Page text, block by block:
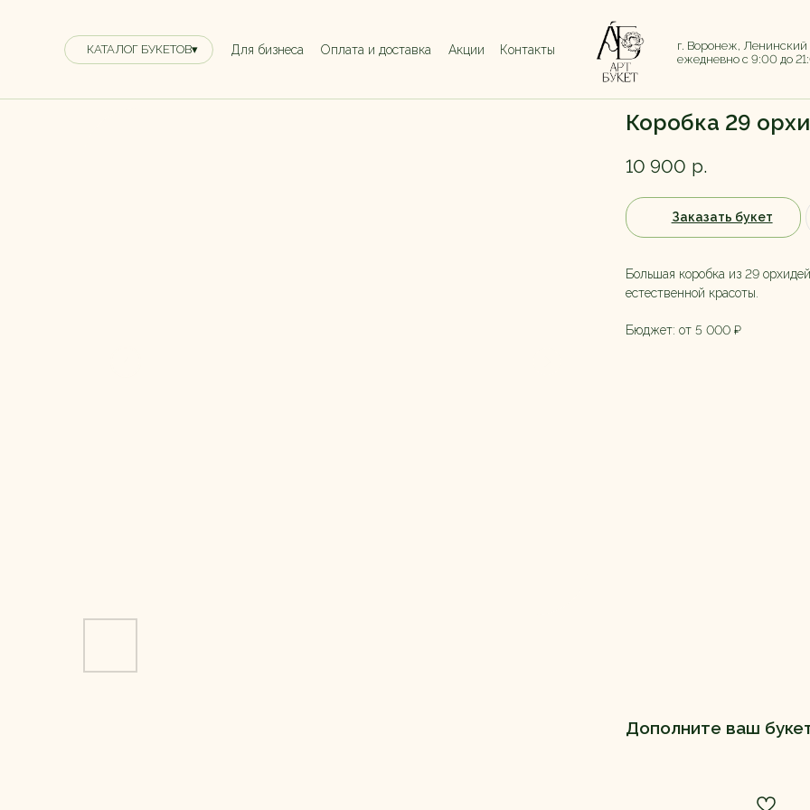
г. Воронеж, Ленинский
ежедневно с 9:00 до
КАТАЛОГ БУКЕТОВ▾ Для бизнеса Оплата и доставка Акции Контакты
Коробка 29
10 900 р.
Заказать букет
Большая коробка из 29
естественной красоты.
Бюджет: от 5 000 ₽
Дополните ваш